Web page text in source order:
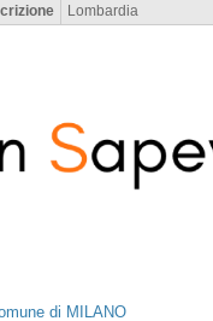
Lombardia
di MILANO